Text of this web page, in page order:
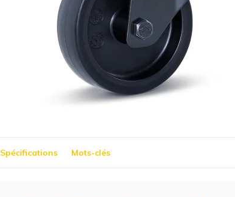
Spécifications Mots-clés